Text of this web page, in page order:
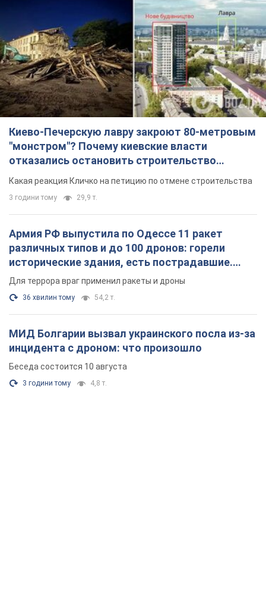
Киево-Печерскую лавру закроют 80-метровым
"монстром"? Почему киевские власти
отказались остановить строительство
небоскреба "московского верующего"
Какая реакция Кличко на петицию по отмене строительства
3 години тому 29,9 т.
Армия РФ выпустила по Одессе 11 ракет
различных типов и до 100 дронов: горели
исторические здания, есть пострадавшие.
Фото и видео
Для террора враг применил ракеты и дроны
36 хвилин тому 54,2 т.
МИД Болгарии вызвал украинского посла из-за
инцидента с дроном: что произошло
Беседа состоится 10 августа
3 години тому 4,8 т.